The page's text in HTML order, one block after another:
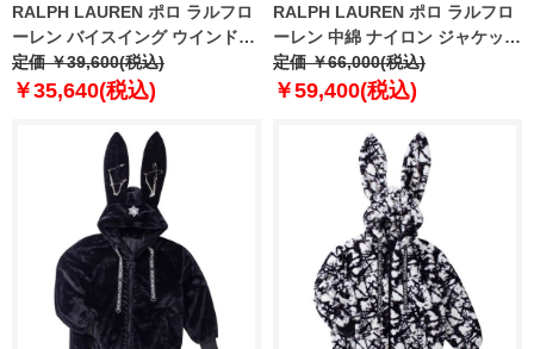
RALPH LAUREN ポロ ラルフロ
ーレン バイスイング ウインドブ
レーカー ジャケット USA直輸入
710548506-002
定価 ￥39,600(税込)
￥35,640(税込)
RALPH LAUREN ポロ ラルフロ
ーレン 中綿 ナイロン ジャケット
USA直輸入 710955870-002
定価 ￥66,000(税込)
￥59,400(税込)